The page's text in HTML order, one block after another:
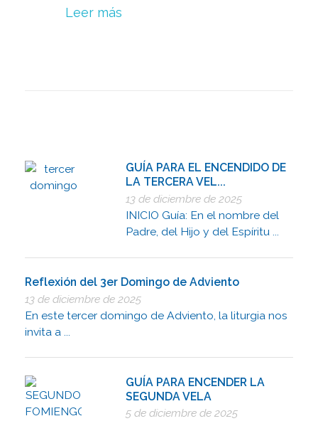
Leer más
GUÍA PARA EL ENCENDIDO DE
LA TERCERA VEL...
13 de diciembre de 2025
INICIO Guía: En el nombre del
Padre, del Hijo y del Espíritu ...
Reflexión del 3er Domingo de Adviento
13 de diciembre de 2025
En este tercer domingo de Adviento, la liturgia nos
invita a ...
GUÍA PARA ENCENDER LA
SEGUNDA VELA
5 de diciembre de 2025